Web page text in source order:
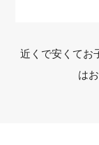
近くで安くてお
は